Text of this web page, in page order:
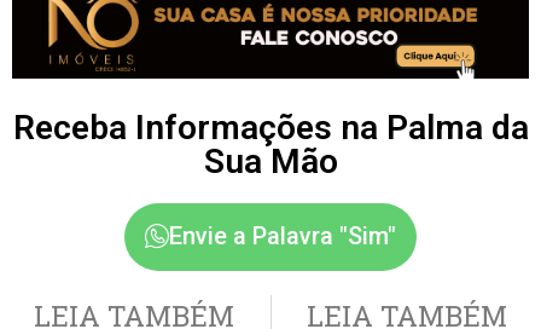
Receba Informações na Palma da
Sua Mão
Envie a Palavra "Sim"
LEIA TAMBÉM LEIA TAMBÉM